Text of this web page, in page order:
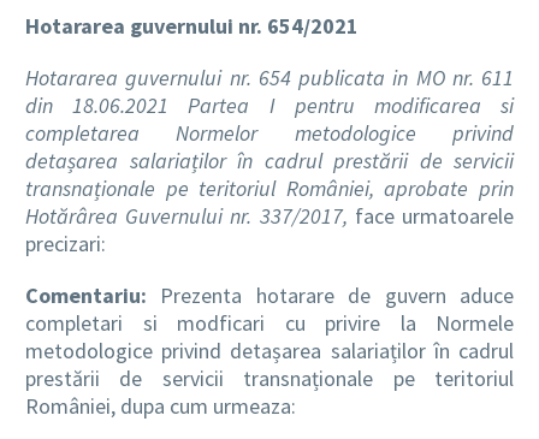
Hotararea guvernului nr. 654/2021
Hotararea guvernului nr. 654 publicata in MO nr. 611
din 18.06.2021 Partea I pentru modificarea si
completarea Normelor metodologice privind
detașarea salariaților în cadrul prestării de servicii
transnaționale pe teritoriul României, aprobate prin
Hotărârea Guvernului nr. 337/2017, face urmatoarele
precizari:
Comentariu: Prezenta hotarare de guvern aduce
completari si modficari cu privire la Normele
metodologice privind detașarea salariaților în cadrul
prestării de servicii transnaționale pe teritoriul
României, dupa cum urmeaza: